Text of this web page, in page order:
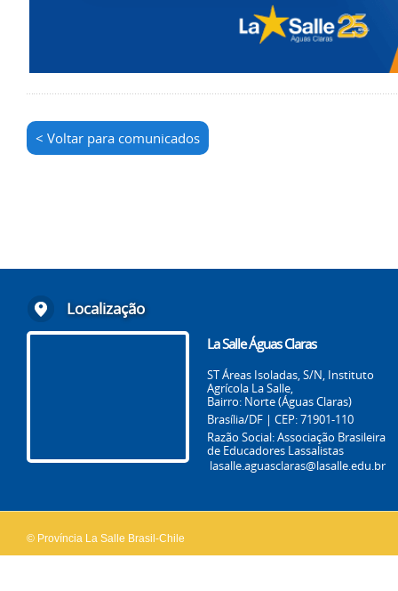
< Voltar para comunicados
Localização
La Salle Águas Claras
ST Áreas Isoladas, S/N, Instituto
Agrícola La Salle,
Bairro: Norte (Águas Claras)
Brasília/DF | CEP: 71901-110
Razão Social: Associação Brasileira
de Educadores Lassalistas
lasalle.aguasclaras@lasalle.edu.br
© Província La Salle Brasil-Chile